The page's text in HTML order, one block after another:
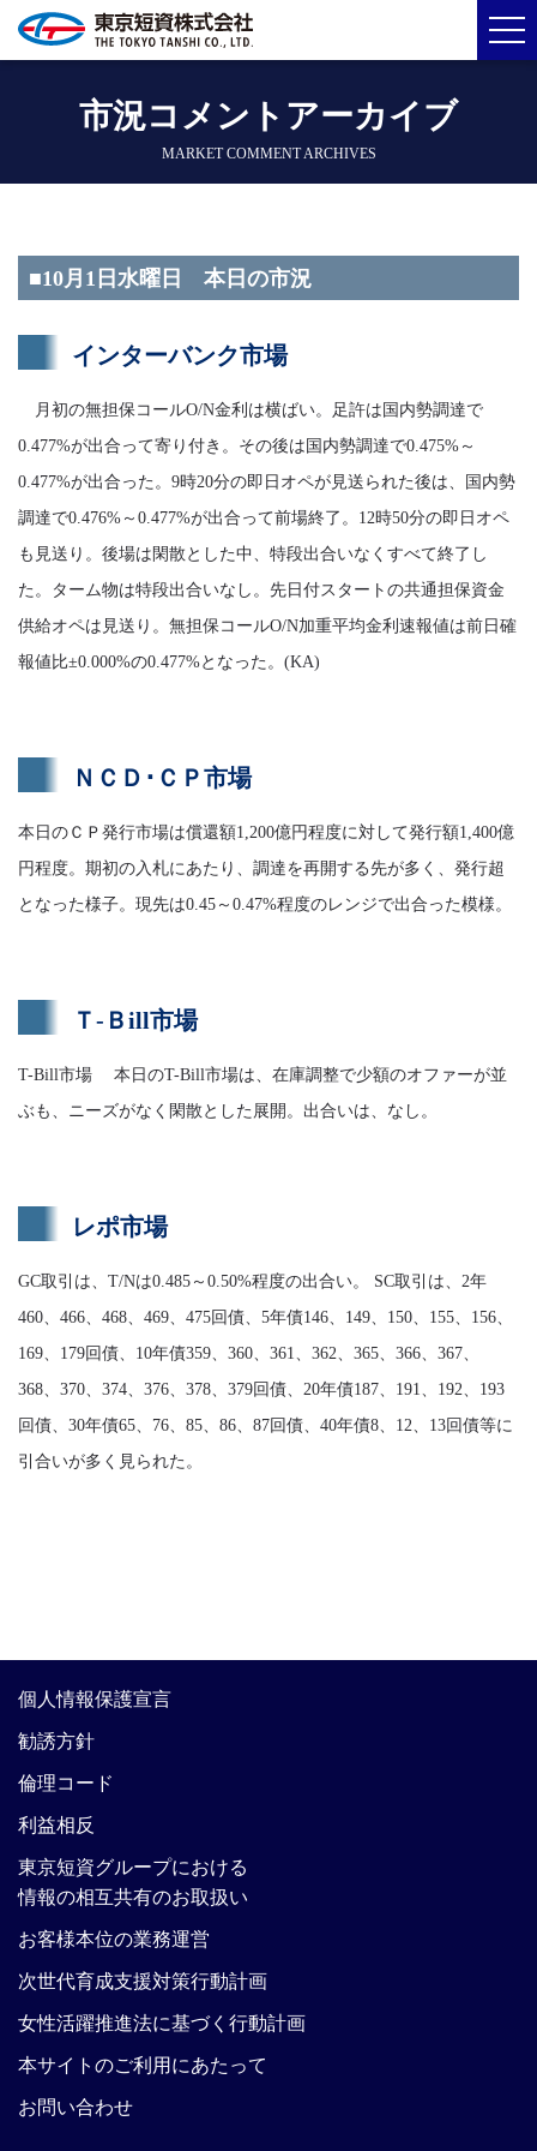
市況コメントアーカイブ
MARKET COMMENT ARCHIVES
■10月1日水曜日 本日の市況
インターバンク市場
月初の無担保コールO/N金利は横ばい。足許は国内勢調達で
0.477%が出合って寄り付き。その後は国内勢調達で0.475%～
0.477%が出合った。9時20分の即日オペが見送られた後は、国内勢
調達で0.476%～0.477%が出合って前場終了。12時50分の即日オペ
も見送り。後場は閑散とした中、特段出合いなくすべて終了し
た。ターム物は特段出合いなし。先日付スタートの共通担保資金
供給オペは見送り。無担保コールO/N加重平均金利速報値は前日確
報値比±0.000%の0.477%となった。(KA)
ＮＣＤ･ＣＰ市場
本日のＣＰ発行市場は償還額1,200億円程度に対して発行額1,400億
円程度。期初の入札にあたり、調達を再開する先が多く、発行超
となった様子。現先は0.45～0.47%程度のレンジで出合った模様。
Ｔ-Ｂill市場
T-Bill市場 本日のT-Bill市場は、在庫調整で少額のオファーが並
ぶも、ニーズがなく閑散とした展開。出合いは、なし。
レポ市場
GC取引は、T/Nは0.485～0.50%程度の出合い。 SC取引は、2年
460、466、468、469、475回債、5年債146、149、150、155、156、
169、179回債、10年債359、360、361、362、365、366、367、
368、370、374、376、378、379回債、20年債187、191、192、193
回債、30年債65、76、85、86、87回債、40年債8、12、13回債等に
引合いが多く見られた。
個人情報保護宣言
勧誘方針
倫理コード
利益相反
東京短資グループにおける
情報の相互共有のお取扱い
お客様本位の業務運営
次世代育成支援対策行動計画
女性活躍推進法に基づく行動計画
本サイトのご利用にあたって
お問い合わせ